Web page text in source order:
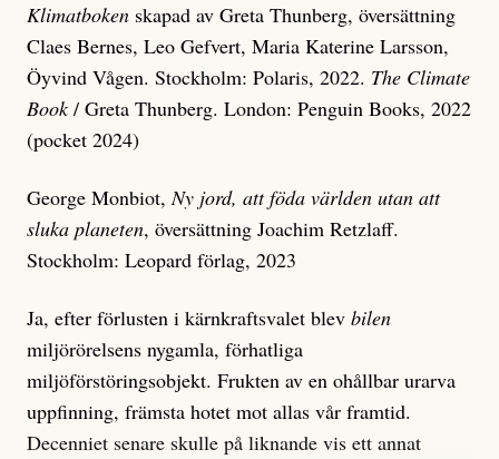
Klimatboken skapad av Greta Thunberg, översättning
Claes Bernes, Leo Gefvert, Maria Katerine Larsson,
Öyvind Vågen. Stockholm: Polaris, 2022. The Climate
Book/ Greta Thunberg. London: Penguin Books, 2022
(pocket 2024)
George Monbiot,Ny jord, att föda världen utan att
sluka planeten, översättning Joachim Retzlaff.
Stockholm: Leopard förlag, 2023
Ja, efter förlusten i kärnkraftsvalet blev bilen
miljörörelsens nygamla, förhatliga
miljöförstöringsobjekt. Frukten av en ohållbar urarva
uppfinning, främsta hotet mot allas vår framtid.
Decenniet senare skulle på liknande vis ett annat